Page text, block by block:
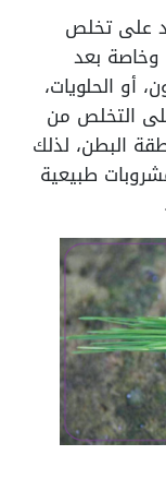
على تخلص
وخاصة بعد
أو الحلويات،
التخلص من
البطن، لذلك
عبر هذا المقال التعرف على 6 مشروبات طبيعية